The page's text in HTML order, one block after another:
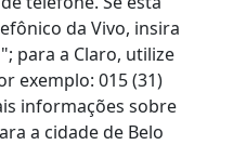
da Vivo, insira
para a Claro, utilize
exemplo: 015 (31)
informações sobre
a cidade de Belo